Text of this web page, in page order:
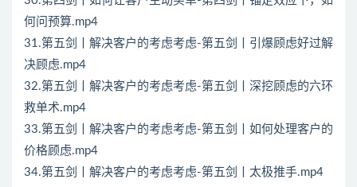
何问预算.mp4
31.第五剑丨解决客户的考虑考虑-第五剑丨引爆顾虑好过解
决顾虑.mp4
32.第五剑丨解决客户的考虑考虑-第五剑丨深挖顾虑的六环
救单术.mp4
33.第五剑丨解决客户的考虑考虑-第五剑丨如何处理客户的
价格顾虑.mp4
34.第五剑丨解决客户的考虑考虑-第五剑丨太极推手.mp4